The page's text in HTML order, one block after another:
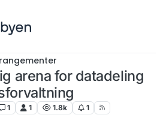
arena for datadeling
1 1 1.8k 1